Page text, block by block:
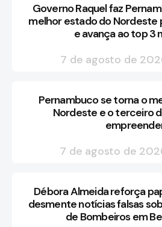
Governo Raquel faz
melhor estado do Nordeste
e avança ao top 3
7 de agosto de
Pernambuco se torna o
Nordeste e o terceiro
7 de agosto de
Débora Almeida reforça
desmente notícias falsas
de Bombeiros em